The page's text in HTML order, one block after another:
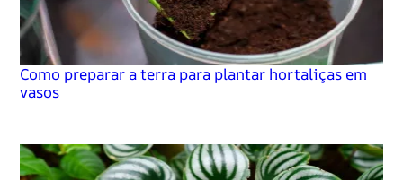
Como preparar a terra para plantar hortaliças em
vasos